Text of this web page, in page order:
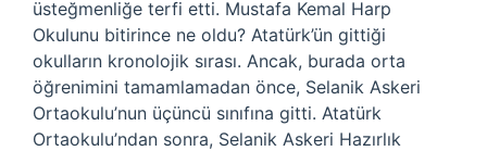
üsteğmenliğe terfi etti. Mustafa Kemal Harp
Okulunu bitirince ne oldu? Atatürk’ün gittiği
okulların kronolojik sırası. Ancak, burada orta
öğrenimini tamamlamadan önce, Selanik Askeri
Ortaokulu’nun üçüncü sınıfına gitti. Atatürk
Ortaokulu’ndan sonra, Selanik Askeri Hazırlık